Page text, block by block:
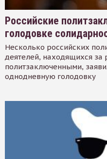
Российские
голодовке
Несколько российских
деятелей, находящихся
политзаключенными,
однодневную голодовку